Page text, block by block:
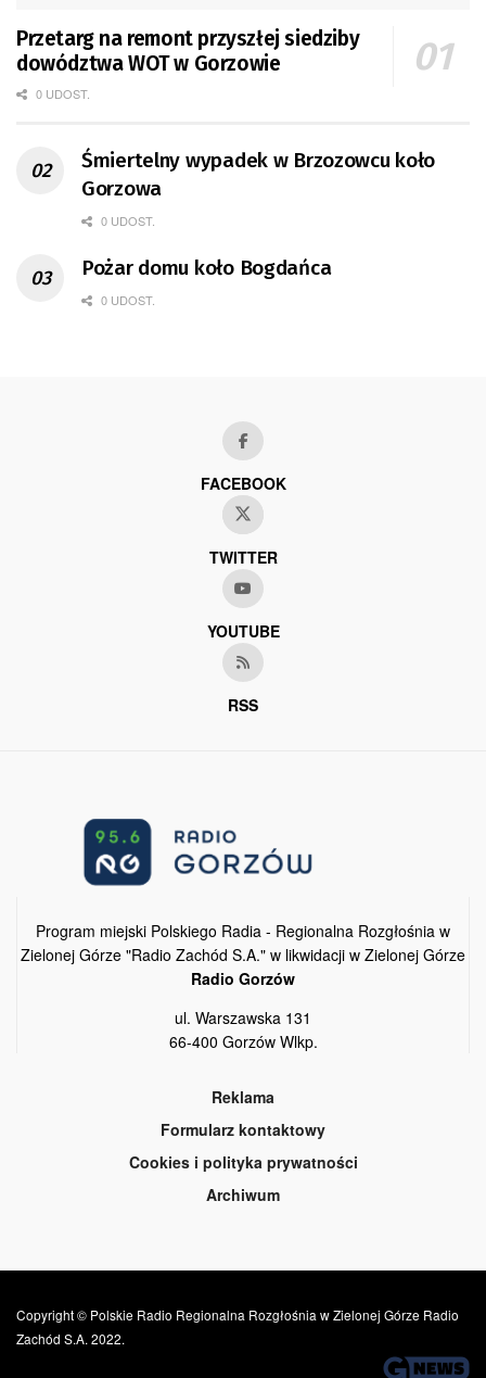
Przetarg na remont przyszłej siedziby
dowództwa WOT w Gorzowie
0 UDOST.
Śmiertelny wypadek w Brzozowcu koło
Gorzowa
0 UDOST.
Pożar domu koło Bogdańca
0 UDOST.
FACEBOOK
TWITTER
YOUTUBE
RSS
Program miejski Polskiego Radia - Regionalna Rozgłośnia w
Zielonej Górze "Radio Zachód S.A." w likwidacji w Zielonej Górze
Radio Gorzów
ul. Warszawska 131
66-400 Gorzów Wlkp.
Reklama
Formularz kontaktowy
Cookies i polityka prywatności
Archiwum
Copyright © Polskie Radio Regionalna Rozgłośnia w Zielonej Górze Radio
Zachód S.A. 2022.